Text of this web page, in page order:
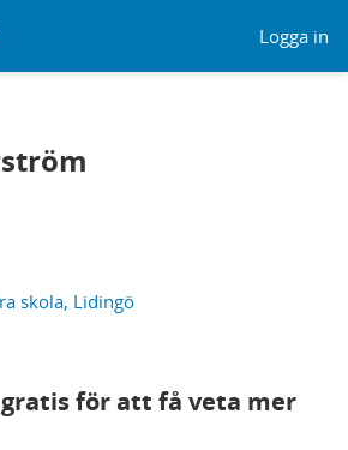
Logga in
skola, Lidingö
för att få veta mer